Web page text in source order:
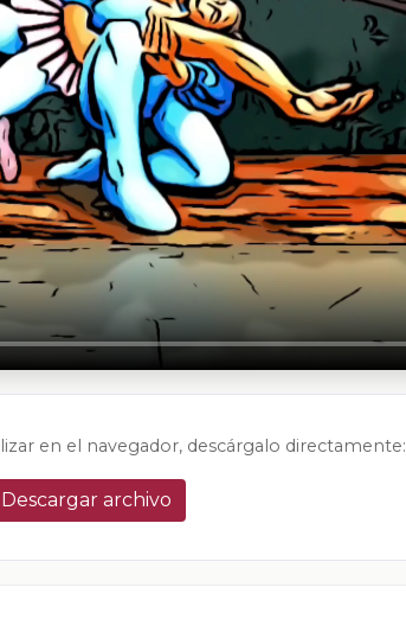
en el navegador, descárgalo directamente:
Descargar archivo